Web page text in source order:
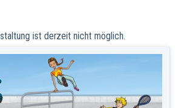
ist derzeit nicht möglich.